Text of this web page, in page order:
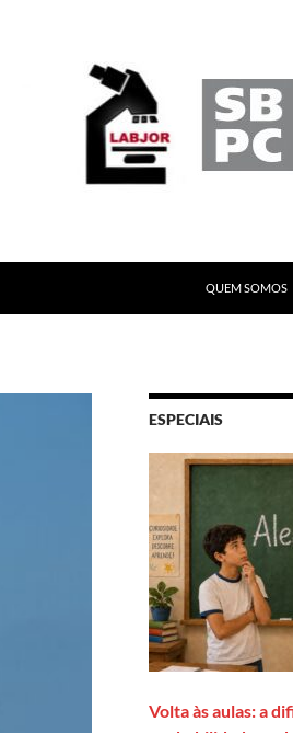
QUEM SOMOS
ESPECIAIS
Volta às aulas: a